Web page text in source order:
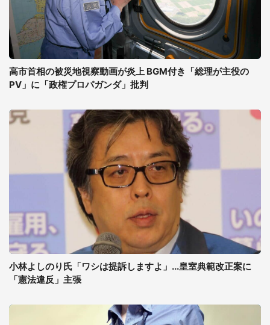
高市首相の被災地視察動画が炎上 BGM付き「総理が主役の
PV」に「政権プロパガンダ」批判
小林よしのり氏「ワシは提訴しますよ」...皇室典範改正案に
「憲法違反」主張